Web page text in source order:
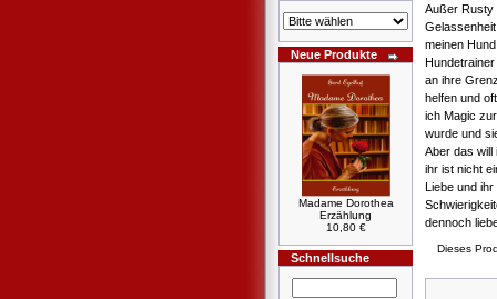
Neue Produkte
Madame Dorothea
Erzählung
10,80 €
Schnellsuche
Außer Rusty
meinen
an ihre
helfen und
ich Magic
wurde und
Aber das will
ihr ist nicht
Liebe und
dennoch
Dieses